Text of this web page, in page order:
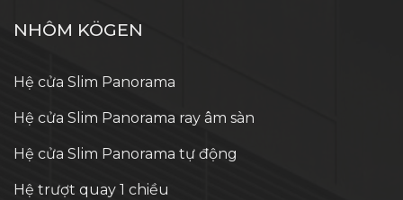
NHÔM KÖGEN
Hệ cửa Slim Panorama
Hệ cửa Slim Panorama ray âm sàn
Hệ cửa Slim Panorama tự động
Hệ trượt quay 1 chiều